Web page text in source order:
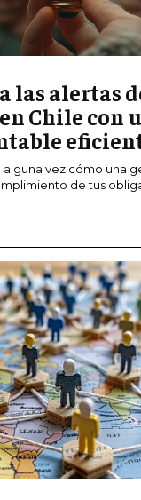
alertas
Chile con
alguna vez cómo una
de tus